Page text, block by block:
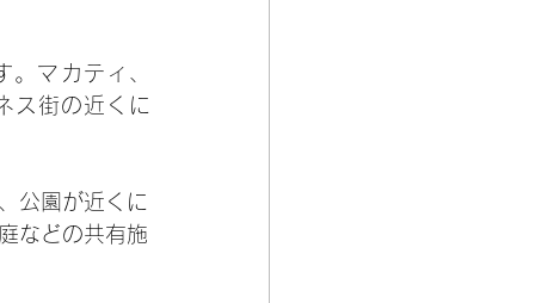
マカティ、
ス街の近くに
公園が近くに
などの共有施